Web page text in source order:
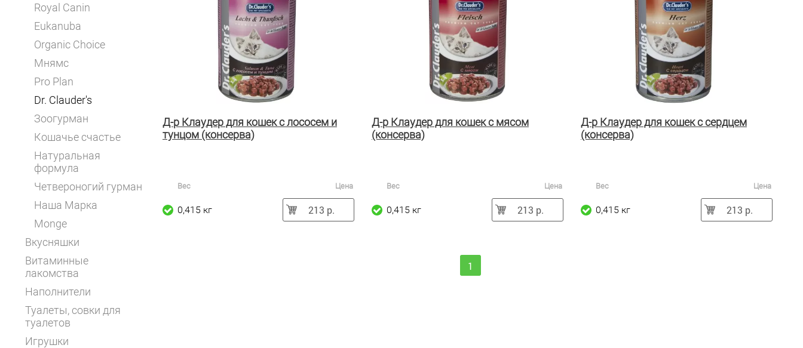
Royal Canin
Eukanuba
Organic Choice
Мнямс
Pro Plan
Dr. Clauder's
Зоогурман
Кошачье счастье
Натуральная
формула
Четвероногий гурман
Наша Марка
Monge
Вкусняшки
Витаминные
лакомства
Наполнители
Туалеты, совки для
туалетов
Игрушки
Д-р Клаудер для кошек с лососем и
тунцом (консерва)
Вес Цена
0,415 кг 213 р.
Д-р Клаудер для кошек с мясом
(консерва)
Вес Цена
0,415 кг 213 р.
Д-р Клаудер для кошек с сердцем
(консерва)
Вес Цена
0,415 кг 213 р.
1